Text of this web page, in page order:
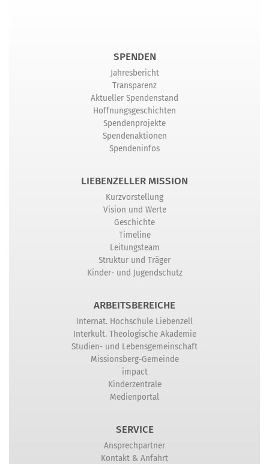
SPENDEN
Jahresbericht
Transparenz
Aktueller Spendenstand
Hoffnungsgeschichten
Spendenprojekte
Spendenaktionen
Spendeninfos
LIEBENZELLER MISSION
Kurzvorstellung
Vision und Werte
Geschichte
Timeline
Leitungsteam
Struktur und Träger
Kinder- und Jugendschutz
ARBEITSBEREICHE
Internat. Hochschule Liebenzell
Interkult. Theologische Akademie
Studien- und Lebensgemeinschaft
Missionsberg-Gemeinde
impact
Kinderzentrale
Medienportal
SERVICE
Ansprechpartner
Kontakt & Anfahrt